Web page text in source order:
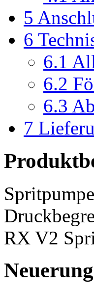
5
6
6.1
6.2
6.3
7
RX V2